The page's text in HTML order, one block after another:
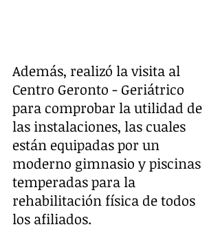
Además, realizó la visita al
Centro Geronto - Geriátrico
para comprobar la utilidad de
las instalaciones, las cuales
están equipadas por un
moderno gimnasio y piscinas
temperadas para la
rehabilitación física de todos
los afiliados.